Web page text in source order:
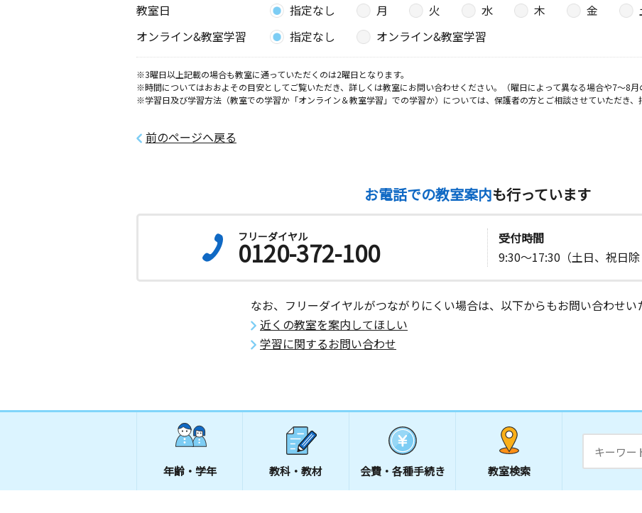
0歳～高校生
埼玉県川口市本町１丁目７－８ ラ・メゾン・リ
ヴランＡ１０２号室
志茂四丁目教室
月 火 水 木 金 土
日
0歳～高校生
清水坂公園北教室
火 木 金 土
日
東京都北区中十条４丁目１７－１ コトニア赤羽
元郷南教室
水 木 金 土 日
西が丘教室
金 土
東京都北区西が丘１丁目２０－１２ ベストヒー
ゲルハイム２０１
教室日
指定なし 月 火 水 木 金
オンライン&教室学習
指定なし オンライン&教室学習
※3曜日以上記載の場合も教室に通っていただくのは2曜日となります。
※時間についてはおおよその目安としてご覧いただき、詳しくは教室にお問い合わせください。（曜日によって異なる場合や7～8月
※学習日及び学習方法（教室での学習か「オンライン＆教室学習」での学習か）については、保護者の方とご相談させていただき、
前のページへ戻る
お電話での教室案内も行っています
フリーダイヤル
0120-372-100
受付時間
9:30～17:30（土日、祝日除
なお、フリーダイヤルがつながりにくい場合は、以下からもお問い合わせい
近くの教室を案内してほしい
学習に関するお問い合わせ
年齢・学年 教科・教材 会費・ 各種手続き 教室検索